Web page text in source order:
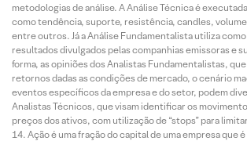
metodologias de análise. A Análise Técnica é
como tendência, suporte, resistência, candles,
entre outros. Já a Análise Fundamentalista utiliza
resultados divulgados pelas companhias emissoras e
forma, as opiniões dos Analistas Fundamentalistas,
retornos dadas as condições de mercado, o cenário
eventos específicos da empresa e do setor, podem
Analistas Técnicos, que visam identificar os
preços dos ativos, com utilização de “stops” para
Ação é uma fração do capital de uma empresa que